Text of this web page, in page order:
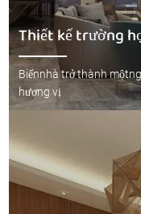
Thiết kế trường
Biếnnhà trở thành
hương vị